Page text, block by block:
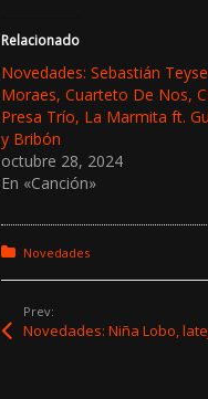
c
a
r
a
c
o
m
p
a
r
r
n
w
t
t
e
c
a
r
a
c
o
p
a
r
r
n
a
b
o
Relacionado
Novedades: Sebastián
Moraes, Cuarteto De Nos,
Presa Trío, La Marmita ft.
y Bribón
octubre 28, 2024
En «Canción»
Posted in:
Novedades
Prev: